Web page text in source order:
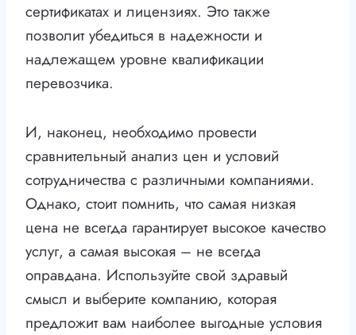
сертификатах и лицензиях. Это также
позволит убедиться в надежности и
надлежащем уровне квалификации
перевозчика.
И, наконец, необходимо провести
сравнительный анализ цен и условий
сотрудничества с различными компаниями.
Однако, стоит помнить, что самая низкая
цена не всегда гарантирует высокое качество
услуг, а самая высокая – не всегда
оправдана. Используйте свой здравый
смысл и выберите компанию, которая
предложит вам наиболее выгодные условия